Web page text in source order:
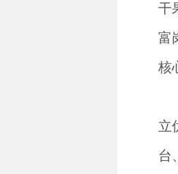
干
富
核
立
台